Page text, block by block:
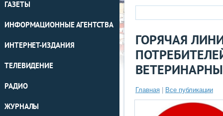
ГАЗЕТЫ
ИНФОРМАЦИОННЫЕ АГЕНТСТВА
ИНТЕРНЕТ-ИЗДАНИЯ
ТЕЛЕВИДЕНИЕ
РАДИО
ЖУРНАЛЫ
ГОРЯЧАЯ
Главная Все публикации